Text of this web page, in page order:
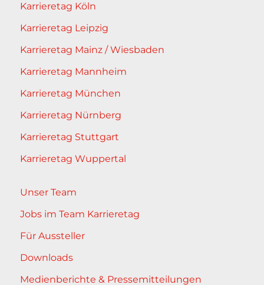
Karrieretag Köln
Karrieretag Leipzig
Karrieretag Mainz / Wiesbaden
Karrieretag Mannheim
Karrieretag München
Karrieretag Nürnberg
Karrieretag Stuttgart
Karrieretag Wuppertal
Unser Team
Jobs im Team Karrieretag
Für Aussteller
Downloads
Medienberichte & Pressemitteilungen